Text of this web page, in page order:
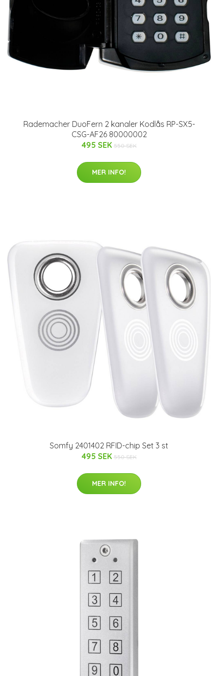
Rademacher DuoFern 2 kanaler Kodlås RP-SX5-
CSG-AF26 80000002
495 SEK 550 SEK
MER INFO!
Somfy 2401402 RFID-chip Set 3 st
495 SEK 550 SEK
MER INFO!